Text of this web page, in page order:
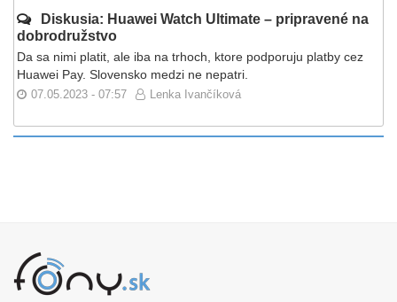
Diskusia: Huawei Watch Ultimate – pripravené na
dobrodružstvo
Da sa nimi platit, ale iba na trhoch, ktore podporuju platby cez
Huawei Pay. Slovensko medzi ne nepatri.
07.05.2023 - 07:57 Lenka Ivančíková